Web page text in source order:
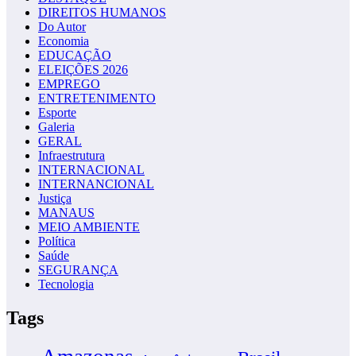
DIREITOS HUMANOS
Do Autor
Economia
EDUCAÇÃO
ELEIÇÕES 2026
EMPREGO
ENTRETENIMENTO
Esporte
Galeria
GERAL
Infraestrutura
INTERNACIONAL
INTERNANCIONAL
Justiça
MANAUS
MEIO AMBIENTE
Política
Saúde
SEGURANÇA
Tecnologia
Tags